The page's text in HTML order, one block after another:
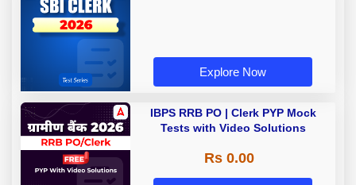
Explore Now
IBPS RRB PO | Clerk PYP Mock
Tests with Video Solutions
Rs 0.00